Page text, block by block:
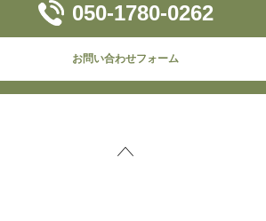
050-1780-0262
お問い合わせフォーム